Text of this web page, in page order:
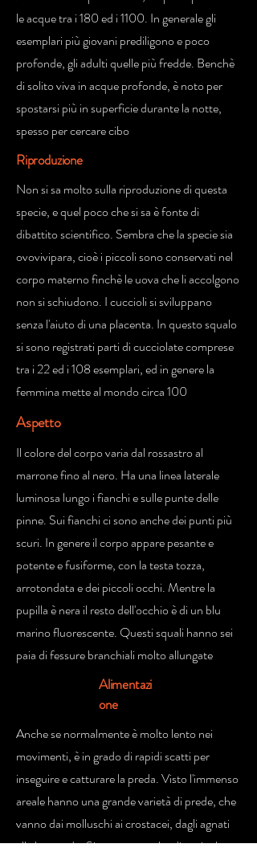
le acque tra i 180 ed i 1100. In generale gli
esemplari più giovani prediligono e poco
profonde, gli adulti quelle più fredde. Benchè
di solito viva in acque profonde, è noto per
spostarsi più in superficie durante la notte,
spesso per cercare cibo
Riproduzione
Non si sa molto sulla riproduzione di questa
specie, e quel poco che si sa è fonte di
dibattito scientifico. Sembra che la specie sia
ovovivipara, cioè i piccoli sono conservati nel
corpo materno finchè le uova che li accolgono
non si schiudono. I cuccioli si sviluppano
senza l'aiuto di una placenta. In questo squalo
si sono registrati parti di cucciolate comprese
tra i 22 ed i 108 esemplari, ed in genere la
femmina mette al mondo circa 100
Aspetto
Il colore del corpo varia dal rossastro al
marrone fino al nero. Ha una linea laterale
luminosa lungo i fianchi e sulle punte delle
pinne. Sui fianchi ci sono anche dei punti più
scuri. In genere il corpo appare pesante e
potente e fusiforme, con la testa tozza,
arrotondata e dei piccoli occhi. Mentre la
pupilla è nera il resto dell'occhio è di un blu
marino fluorescente. Questi squali hanno sei
paia di fessure branchiali molto allungate
Alimentazi
one
Anche se normalmente è molto lento nei
movimenti, è in grado di rapidi scatti per
inseguire e catturare la preda. Visto l'immenso
areale hanno una grande varietà di prede, che
vanno dai molluschi ai crostacei, dagli agnati
alle lamprede. Si nutrono anche di acciughe,